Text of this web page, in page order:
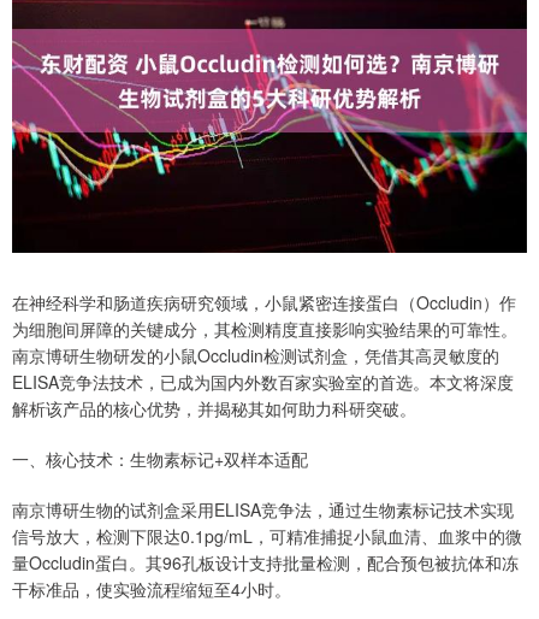
在神经科学和肠道疾病研究领域，小鼠紧密连接蛋白（Occludin）作
为细胞间屏障的关键成分，其检测精度直接影响实验结果的可靠性。
南京博研生物研发的小鼠Occludin检测试剂盒，凭借其高灵敏度的
ELISA竞争法技术，已成为国内外数百家实验室的首选。本文将深度
解析该产品的核心优势，并揭秘其如何助力科研突破。
一、核心技术：生物素标记+双样本适配
南京博研生物的试剂盒采用ELISA竞争法，通过生物素标记技术实现
信号放大，检测下限达0.1pg/mL，可精准捕捉小鼠血清、血浆中的微
量Occludin蛋白。其96孔板设计支持批量检测，配合预包被抗体和冻
干标准品，使实验流程缩短至4小时。